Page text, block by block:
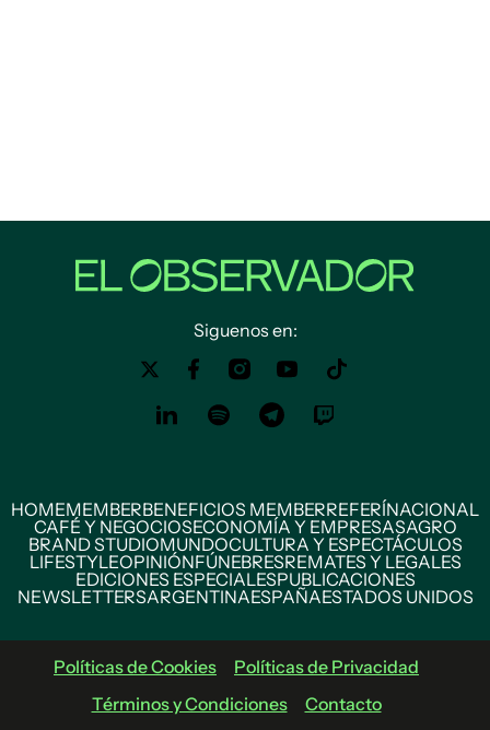
Siguenos en:
HOMEMEMBERBENEFICIOS MEMBERREFERÍNACIONAL
CAFÉ Y NEGOCIOSECONOMÍA Y EMPRESASAGRO
BRAND STUDIOMUNDOCULTURA Y ESPECTÁCULOS
LIFESTYLEOPINIÓNFÚNEBRESREMATES Y LEGALES
EDICIONES ESPECIALESPUBLICACIONES
NEWSLETTERSARGENTINAESPAÑAESTADOS UNIDOS
Políticas de Cookies
Políticas de Privacidad
Términos y Condiciones
Contacto